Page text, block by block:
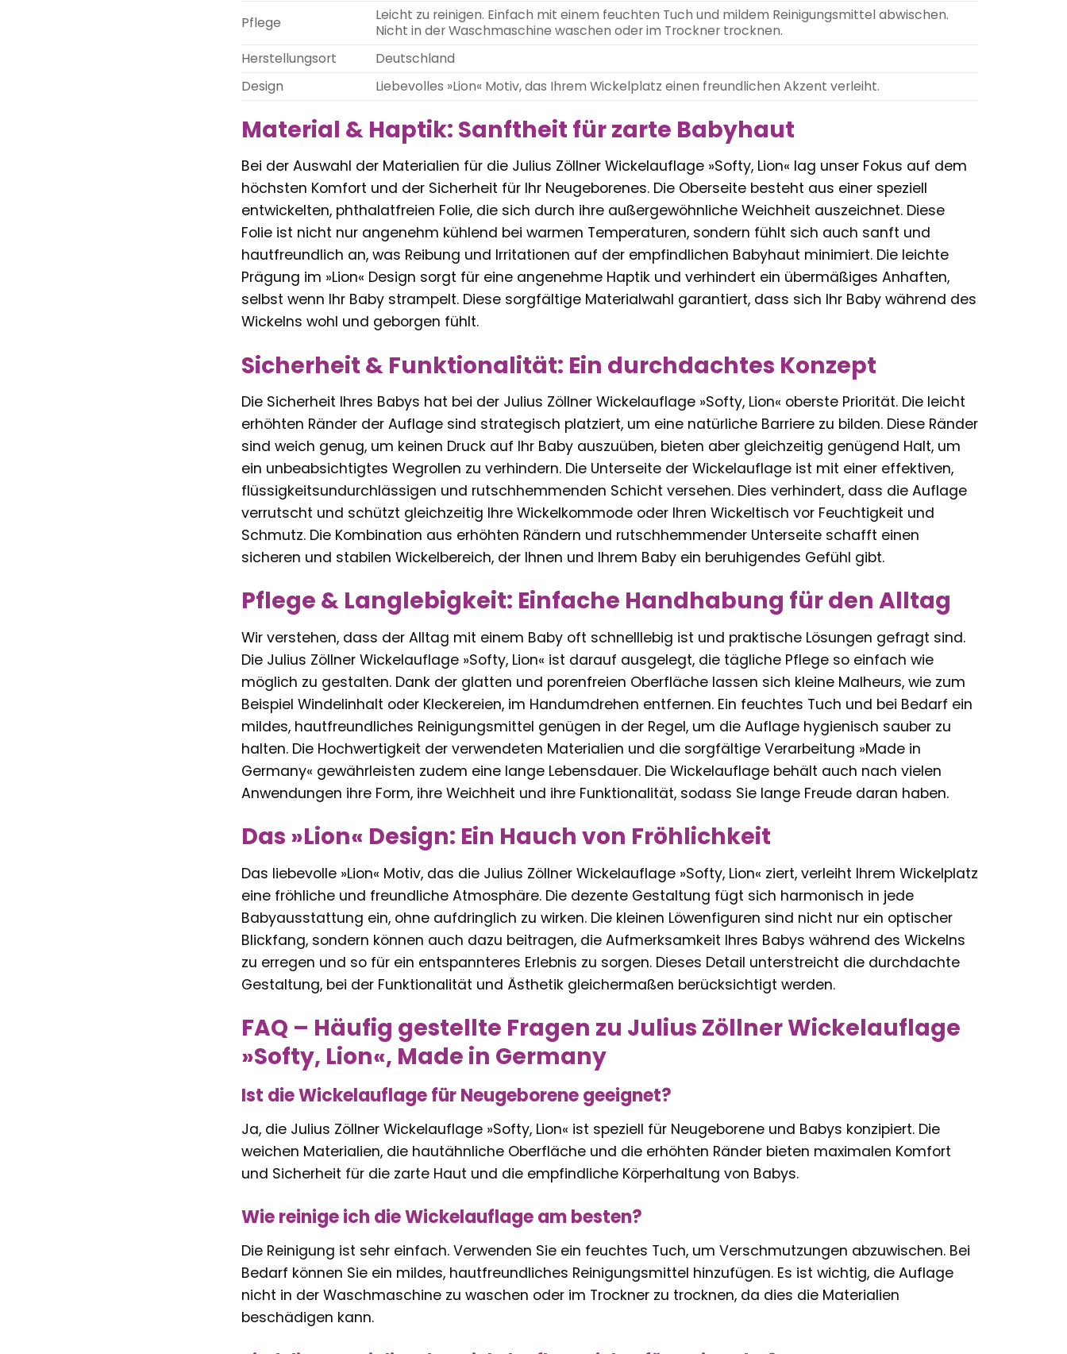
Pflege
Leicht zu reinigen. Einfach mit einem feuchten Tuch und mildem Reinigungsmittel abwischen.
Nicht in der Waschmaschine waschen oder im Trockner trocknen.
Herstellungsort
Deutschland
Design
Liebevolles »Lion« Motiv, das Ihrem Wickelplatz einen freundlichen Akzent verleiht.
Material & Haptik: Sanftheit für zarte Babyhaut
Bei der Auswahl der Materialien für die Julius Zöllner Wickelauflage »Softy, Lion« lag unser Fokus auf dem
höchsten Komfort und der Sicherheit für Ihr Neugeborenes. Die Oberseite besteht aus einer speziell
entwickelten, phthalatfreien Folie, die sich durch ihre außergewöhnliche Weichheit auszeichnet. Diese
Folie ist nicht nur angenehm kühlend bei warmen Temperaturen, sondern fühlt sich auch sanft und
hautfreundlich an, was Reibung und Irritationen auf der empfindlichen Babyhaut minimiert. Die leichte
Prägung im »Lion« Design sorgt für eine angenehme Haptik und verhindert ein übermäßiges Anhaften,
selbst wenn Ihr Baby strampelt. Diese sorgfältige Materialwahl garantiert, dass sich Ihr Baby während des
Wickelns wohl und geborgen fühlt.
Sicherheit & Funktionalität: Ein durchdachtes Konzept
Die Sicherheit Ihres Babys hat bei der Julius Zöllner Wickelauflage »Softy, Lion« oberste Priorität. Die leicht
erhöhten Ränder der Auflage sind strategisch platziert, um eine natürliche Barriere zu bilden. Diese Ränder
sind weich genug, um keinen Druck auf Ihr Baby auszuüben, bieten aber gleichzeitig genügend Halt, um
ein unbeabsichtigtes Wegrollen zu verhindern. Die Unterseite der Wickelauflage ist mit einer effektiven,
flüssigkeitsundurchlässigen und rutschhemmenden Schicht versehen. Dies verhindert, dass die Auflage
verrutscht und schützt gleichzeitig Ihre Wickelkommode oder Ihren Wickeltisch vor Feuchtigkeit und
Schmutz. Die Kombination aus erhöhten Rändern und rutschhemmender Unterseite schafft einen
sicheren und stabilen Wickelbereich, der Ihnen und Ihrem Baby ein beruhigendes Gefühl gibt.
Pflege & Langlebigkeit: Einfache Handhabung für den Alltag
Wir verstehen, dass der Alltag mit einem Baby oft schnelllebig ist und praktische Lösungen gefragt sind.
Die Julius Zöllner Wickelauflage »Softy, Lion« ist darauf ausgelegt, die tägliche Pflege so einfach wie
möglich zu gestalten. Dank der glatten und porenfreien Oberfläche lassen sich kleine Malheurs, wie zum
Beispiel Windelinhalt oder Kleckereien, im Handumdrehen entfernen. Ein feuchtes Tuch und bei Bedarf ein
mildes, hautfreundliches Reinigungsmittel genügen in der Regel, um die Auflage hygienisch sauber zu
halten. Die Hochwertigkeit der verwendeten Materialien und die sorgfältige Verarbeitung »Made in
Germany« gewährleisten zudem eine lange Lebensdauer. Die Wickelauflage behält auch nach vielen
Anwendungen ihre Form, ihre Weichheit und ihre Funktionalität, sodass Sie lange Freude daran haben.
Das »Lion« Design: Ein Hauch von Fröhlichkeit
Das liebevolle »Lion« Motiv, das die Julius Zöllner Wickelauflage »Softy, Lion« ziert, verleiht Ihrem Wickelplatz
eine fröhliche und freundliche Atmosphäre. Die dezente Gestaltung fügt sich harmonisch in jede
Babyausstattung ein, ohne aufdringlich zu wirken. Die kleinen Löwenfiguren sind nicht nur ein optischer
Blickfang, sondern können auch dazu beitragen, die Aufmerksamkeit Ihres Babys während des Wickelns
zu erregen und so für ein entspannteres Erlebnis zu sorgen. Dieses Detail unterstreicht die durchdachte
Gestaltung, bei der Funktionalität und Ästhetik gleichermaßen berücksichtigt werden.
FAQ – Häufig gestellte Fragen zu Julius Zöllner Wickelauflage
»Softy, Lion«, Made in Germany
Ist die Wickelauflage für Neugeborene geeignet?
Ja, die Julius Zöllner Wickelauflage »Softy, Lion« ist speziell für Neugeborene und Babys konzipiert. Die
weichen Materialien, die hautähnliche Oberfläche und die erhöhten Ränder bieten maximalen Komfort
und Sicherheit für die zarte Haut und die empfindliche Körperhaltung von Babys.
Wie reinige ich die Wickelauflage am besten?
Die Reinigung ist sehr einfach. Verwenden Sie ein feuchtes Tuch, um Verschmutzungen abzuwischen. Bei
Bedarf können Sie ein mildes, hautfreundliches Reinigungsmittel hinzufügen. Es ist wichtig, die Auflage
nicht in der Waschmaschine zu waschen oder im Trockner zu trocknen, da dies die Materialien
beschädigen kann.